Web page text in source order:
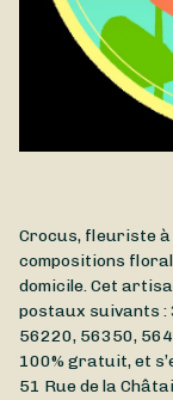
Crocus, fleuriste à
compositions
domicile. Cet
postaux suivants :
56220, 56350,
100% gratuit, et
51 Rue de la